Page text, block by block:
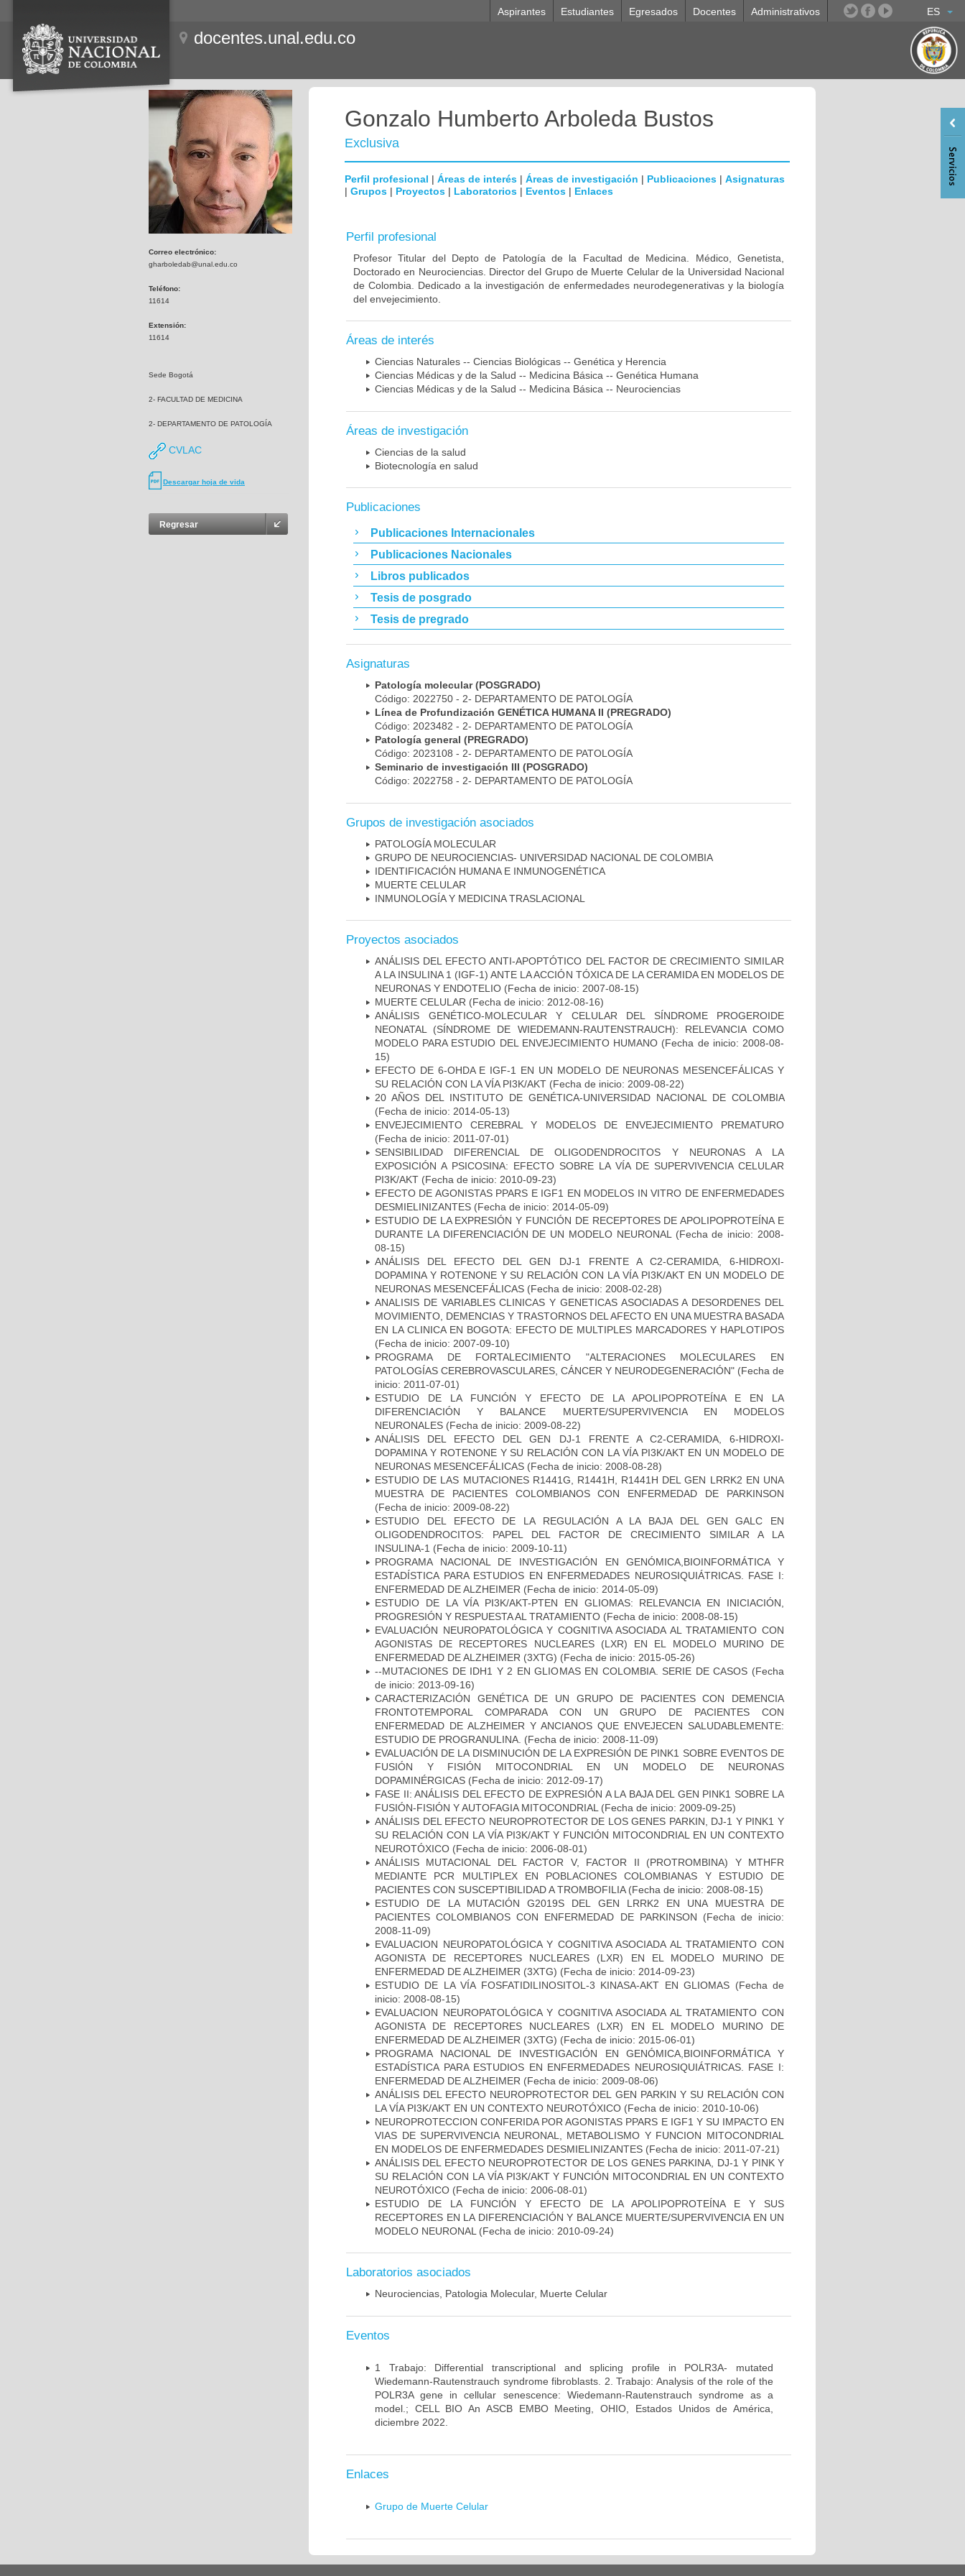
ES
Aspirantes Estudiantes Egresados Docentes Administrativos
docentes.unal.edu.co
Correo electrónico:
gharboledab@unal.edu.co
Teléfono:
11614
Extensión:
11614
Sede Bogotá
2- FACULTAD DE MEDICINA
2- DEPARTAMENTO DE PATOLOGÍA
CVLAC
Descargar hoja de vida
Regresar
Gonzalo Humberto Arboleda Bustos
Exclusiva
Perfil profesional | Áreas de interés | Áreas de investigación | Publicaciones | Asignaturas
| Grupos | Proyectos | Laboratorios | Eventos | Enlaces
Perfil profesional
Profesor Titular del Depto de Patología de la Facultad de Medicina. Médico, Genetista,
Doctorado en Neurociencias. Director del Grupo de Muerte Celular de la Universidad Nacional
de Colombia. Dedicado a la investigación de enfermedades neurodegenerativas y la biología
del envejecimiento.
Áreas de interés
Ciencias Naturales -- Ciencias Biológicas -- Genética y Herencia
Ciencias Médicas y de la Salud -- Medicina Básica -- Genética Humana
Ciencias Médicas y de la Salud -- Medicina Básica -- Neurociencias
Áreas de investigación
Ciencias de la salud
Biotecnología en salud
Publicaciones
Publicaciones Internacionales
Publicaciones Nacionales
Libros publicados
Tesis de posgrado
Tesis de pregrado
Asignaturas
Patología molecular (POSGRADO)
Código: 2022750 - 2- DEPARTAMENTO DE PATOLOGÍA
Línea de Profundización GENÉTICA HUMANA II (PREGRADO)
Código: 2023482 - 2- DEPARTAMENTO DE PATOLOGÍA
Patología general (PREGRADO)
Código: 2023108 - 2- DEPARTAMENTO DE PATOLOGÍA
Seminario de investigación III (POSGRADO)
Código: 2022758 - 2- DEPARTAMENTO DE PATOLOGÍA
Grupos de investigación asociados
PATOLOGÍA MOLECULAR
GRUPO DE NEUROCIENCIAS- UNIVERSIDAD NACIONAL DE COLOMBIA
IDENTIFICACIÓN HUMANA E INMUNOGENÉTICA
MUERTE CELULAR
INMUNOLOGÍA Y MEDICINA TRASLACIONAL
Proyectos asociados
ANÁLISIS DEL EFECTO ANTI-APOPTÓTICO DEL FACTOR DE CRECIMIENTO SIMILAR
A LA INSULINA 1 (IGF-1) ANTE LA ACCIÓN TÓXICA DE LA CERAMIDA EN MODELOS DE
NEURONAS Y ENDOTELIO (Fecha de inicio: 2007-08-15)
MUERTE CELULAR (Fecha de inicio: 2012-08-16)
ANÁLISIS GENÉTICO-MOLECULAR Y CELULAR DEL SÍNDROME PROGEROIDE
NEONATAL (SÍNDROME DE WIEDEMANN-RAUTENSTRAUCH): RELEVANCIA COMO
MODELO PARA ESTUDIO DEL ENVEJECIMIENTO HUMANO (Fecha de inicio: 2008-08-
15)
EFECTO DE 6-OHDA E IGF-1 EN UN MODELO DE NEURONAS MESENCEFÁLICAS Y
SU RELACIÓN CON LA VÍA PI3K/AKT (Fecha de inicio: 2009-08-22)
20 AÑOS DEL INSTITUTO DE GENÉTICA-UNIVERSIDAD NACIONAL DE COLOMBIA
(Fecha de inicio: 2014-05-13)
ENVEJECIMIENTO CEREBRAL Y MODELOS DE ENVEJECIMIENTO PREMATURO
(Fecha de inicio: 2011-07-01)
SENSIBILIDAD DIFERENCIAL DE OLIGODENDROCITOS Y NEURONAS A LA
EXPOSICIÓN A PSICOSINA: EFECTO SOBRE LA VÍA DE SUPERVIVENCIA CELULAR
PI3K/AKT (Fecha de inicio: 2010-09-23)
EFECTO DE AGONISTAS PPARS E IGF1 EN MODELOS IN VITRO DE ENFERMEDADES
DESMIELINIZANTES (Fecha de inicio: 2014-05-09)
ESTUDIO DE LA EXPRESIÓN Y FUNCIÓN DE RECEPTORES DE APOLIPOPROTEÍNA E
DURANTE LA DIFERENCIACIÓN DE UN MODELO NEURONAL
(Fecha de inicio: 2008-
08-15)
ANÁLISIS DEL EFECTO DEL GEN DJ-1 FRENTE A C2-CERAMIDA, 6-HIDROXI-
DOPAMINA Y ROTENONE Y SU RELACIÓN CON LA VÍA PI3K/AKT EN UN MODELO DE
NEURONAS MESENCEFÁLICAS (Fecha de inicio: 2008-02-28)
ANALISIS DE VARIABLES CLINICAS Y GENETICAS ASOCIADAS A DESORDENES DEL
MOVIMIENTO, DEMENCIAS Y TRASTORNOS DEL AFECTO EN UNA MUESTRA BASADA
EN LA CLINICA EN BOGOTA: EFECTO DE MULTIPLES MARCADORES Y HAPLOTIPOS
(Fecha de inicio: 2007-09-10)
PROGRAMA DE FORTALECIMIENTO "ALTERACIONES MOLECULARES EN
PATOLOGÍAS CEREBROVASCULARES, CÁNCER Y NEURODEGENERACIÓN" (Fecha de
inicio: 2011-07-01)
ESTUDIO DE LA FUNCIÓN Y EFECTO DE LA APOLIPOPROTEÍNA E EN LA
DIFERENCIACIÓN Y BALANCE MUERTE/SUPERVIVENCIA EN MODELOS
NEURONALES (Fecha de inicio: 2009-08-22)
ANÁLISIS DEL EFECTO DEL GEN DJ-1 FRENTE A C2-CERAMIDA, 6-HIDROXI-
DOPAMINA Y ROTENONE Y SU RELACIÓN CON LA VÍA PI3K/AKT EN UN MODELO DE
NEURONAS MESENCEFÁLICAS (Fecha de inicio: 2008-08-28)
ESTUDIO DE LAS MUTACIONES R1441G, R1441H, R1441H DEL GEN LRRK2 EN UNA
MUESTRA DE PACIENTES COLOMBIANOS CON ENFERMEDAD DE PARKINSON
(Fecha de inicio: 2009-08-22)
ESTUDIO DEL EFECTO DE LA REGULACIÓN A LA BAJA DEL GEN GALC EN
OLIGODENDROCITOS: PAPEL DEL FACTOR DE CRECIMIENTO SIMILAR A LA
INSULINA-1 (Fecha de inicio: 2009-10-11)
PROGRAMA NACIONAL DE INVESTIGACIÓN EN GENÓMICA,BIOINFORMÁTICA Y
ESTADÍSTICA PARA ESTUDIOS EN ENFERMEDADES NEUROSIQUIÁTRICAS. FASE I:
ENFERMEDAD DE ALZHEIMER (Fecha de inicio: 2014-05-09)
ESTUDIO DE LA VÍA PI3K/AKT-PTEN EN GLIOMAS: RELEVANCIA EN INICIACIÓN,
PROGRESIÓN Y RESPUESTA AL TRATAMIENTO (Fecha de inicio: 2008-08-15)
EVALUACIÓN NEUROPATOLÓGICA Y COGNITIVA ASOCIADA AL TRATAMIENTO CON
AGONISTAS DE RECEPTORES NUCLEARES (LXR) EN EL MODELO MURINO DE
ENFERMEDAD DE ALZHEIMER (3XTG) (Fecha de inicio: 2015-05-26)
--MUTACIONES DE IDH1 Y 2 EN GLIOMAS EN COLOMBIA. SERIE DE CASOS (Fecha
de inicio: 2013-09-16)
CARACTERIZACIÓN GENÉTICA DE UN GRUPO DE PACIENTES CON DEMENCIA
FRONTOTEMPORAL COMPARADA CON UN GRUPO DE PACIENTES CON
ENFERMEDAD DE ALZHEIMER Y ANCIANOS QUE ENVEJECEN SALUDABLEMENTE:
ESTUDIO DE PROGRANULINA. (Fecha de inicio: 2008-11-09)
EVALUACIÓN DE LA DISMINUCIÓN DE LA EXPRESIÓN DE PINK1 SOBRE EVENTOS DE
FUSIÓN Y FISIÓN MITOCONDRIAL EN UN MODELO DE NEURONAS
DOPAMINÉRGICAS (Fecha de inicio: 2012-09-17)
FASE II: ANÁLISIS DEL EFECTO DE EXPRESIÓN A LA BAJA DEL GEN PINK1 SOBRE LA
FUSIÓN-FISIÓN Y AUTOFAGIA MITOCONDRIAL (Fecha de inicio: 2009-09-25)
ANÁLISIS DEL EFECTO NEUROPROTECTOR DE LOS GENES PARKIN, DJ-1 Y PINK1 Y
SU RELACIÓN CON LA VÍA PI3K/AKT Y FUNCIÓN MITOCONDRIAL EN UN CONTEXTO
NEUROTÓXICO (Fecha de inicio: 2006-08-01)
ANÁLISIS MUTACIONAL DEL FACTOR V, FACTOR II (PROTROMBINA) Y MTHFR
MEDIANTE PCR MULTIPLEX EN POBLACIONES COLOMBIANAS Y ESTUDIO DE
PACIENTES CON SUSCEPTIBILIDAD A TROMBOFILIA(Fecha de inicio: 2008-08-15)
ESTUDIO DE LA MUTACIÓN G2019S DEL GEN LRRK2 EN UNA MUESTRA DE
PACIENTES COLOMBIANOS CON ENFERMEDAD DE PARKINSON (Fecha de inicio:
2008-11-09)
EVALUACION NEUROPATOLÓGICA Y COGNITIVA ASOCIADA AL TRATAMIENTO CON
AGONISTA DE RECEPTORES NUCLEARES (LXR) EN EL MODELO MURINO DE
ENFERMEDAD DE ALZHEIMER (3XTG) (Fecha de inicio: 2014-09-23)
ESTUDIO DE LA VÍA FOSFATIDILINOSITOL-3 KINASA-AKT EN GLIOMAS (Fecha de
inicio: 2008-08-15)
EVALUACION NEUROPATOLÓGICA Y COGNITIVA ASOCIADA AL TRATAMIENTO CON
AGONISTA DE RECEPTORES NUCLEARES (LXR) EN EL MODELO MURINO DE
ENFERMEDAD DE ALZHEIMER (3XTG) (Fecha de inicio: 2015-06-01)
PROGRAMA NACIONAL DE INVESTIGACIÓN EN GENÓMICA,BIOINFORMÁTICA Y
ESTADÍSTICA PARA ESTUDIOS EN ENFERMEDADES NEUROSIQUIÁTRICAS. FASE I:
ENFERMEDAD DE ALZHEIMER (Fecha de inicio: 2009-08-06)
ANÁLISIS DEL EFECTO NEUROPROTECTOR DEL GEN PARKIN Y SU RELACIÓN CON
LA VÍA PI3K/AKT EN UN CONTEXTO NEUROTÓXICO (Fecha de inicio: 2010-10-06)
NEUROPROTECCION CONFERIDA POR AGONISTAS PPARS E IGF1 Y SU IMPACTO EN
VIAS DE SUPERVIVENCIA NEURONAL, METABOLISMO Y FUNCION MITOCONDRIAL
EN MODELOS DE ENFERMEDADES DESMIELINIZANTES (Fecha de inicio: 2011-07-21)
ANÁLISIS DEL EFECTO NEUROPROTECTOR DE LOS GENES PARKINA, DJ-1 Y PINK Y
SU RELACIÓN CON LA VÍA PI3K/AKT Y FUNCIÓN MITOCONDRIAL EN UN CONTEXTO
NEUROTÓXICO (Fecha de inicio: 2006-08-01)
ESTUDIO DE LA FUNCIÓN Y EFECTO DE LA APOLIPOPROTEÍNA E Y SUS
RECEPTORES EN LA DIFERENCIACIÓN Y BALANCE MUERTE/SUPERVIVENCIA EN UN
MODELO NEURONAL (Fecha de inicio: 2010-09-24)
Laboratorios asociados
Neurociencias, Patologia Molecular, Muerte Celular
Eventos
1 Trabajo: Differential transcriptional and splicing profile in POLR3A- mutated
Wiedemann-Rautenstrauch syndrome fibroblasts. 2. Trabajo: Analysis of the role of the
POLR3A gene in cellular senescence: Wiedemann-Rautenstrauch syndrome as a
model.; CELL BIO An ASCB EMBO Meeting, OHIO, Estados Unidos de América,
diciembre 2022.
Enlaces
Grupo de Muerte Celular